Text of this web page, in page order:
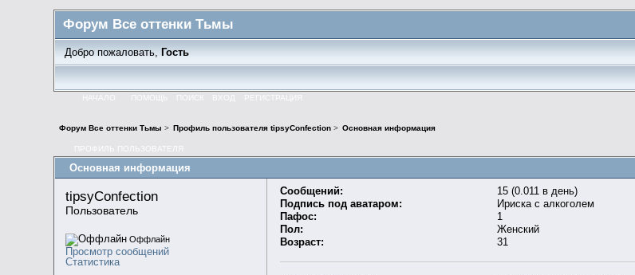
Форум Все оттенки Тьмы
Добро пожаловать, Гость
НАЧАЛО ПОМОЩЬ ПОИСК ВХОД РЕГИСТРАЦИЯ
Форум Все оттенки Тьмы > Профиль пользователя tipsyConfection> Основная информация
ПРОФИЛЬ ПОЛЬЗОВАТЕЛЯ
Основная информация
tipsyConfection
Пользователь
Оффлайн
Просмотр сообщений
Статистика
Сообщений:
15 (0.011 в день)
Подпись под аватаром:
Ириска с алкоголем
Пафос:
1
Пол:
Женский
Возраст:
31